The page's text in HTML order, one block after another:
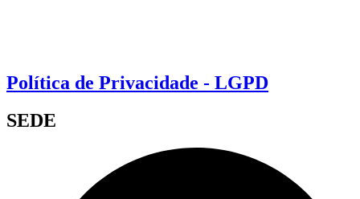
Política de Privacidade - LGPD
SEDE